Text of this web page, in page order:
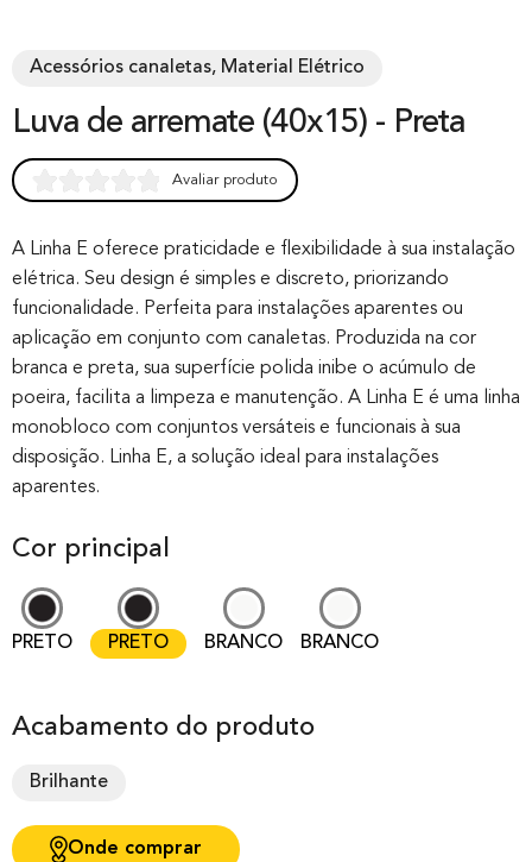
Acessórios canaletas, Material Elétrico
Luva de arremate (40x15) - Preta
out of 0
based on
customer
rating
Avaliar produto
A Linha E oferece praticidade e flexibilidade à sua instalação
elétrica. Seu design é simples e discreto, priorizando
funcionalidade. Perfeita para instalações aparentes ou
aplicação em conjunto com canaletas. Produzida na cor
branca e preta, sua superfície polida inibe o acúmulo de
poeira, facilita a limpeza e manutenção. A Linha E é uma linha
monobloco com conjuntos versáteis e funcionais à sua
disposição. Linha E, a solução ideal para instalações
aparentes.
Cor principal
PRETO PRETO BRANCO BRANCO
Acabamento do produto
Brilhante
Onde comprar